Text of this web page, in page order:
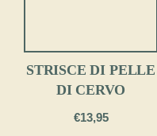
STRISCE DI PELLE
DI CERVO
€13,95